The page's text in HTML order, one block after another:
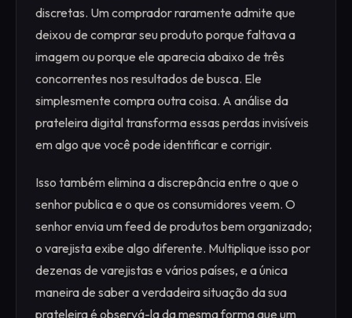
discretas. Um comprador raramente admite que
deixou de comprar seu produto porque faltava a
imagem ou porque ele aparecia abaixo de três
concorrentes nos resultados de busca. Ele
simplesmente compra outra coisa. A análise da
prateleira digital transforma essas perdas invisíveis
em algo que você pode identificar e corrigir.
Isso também elimina a discrepância entre o que o
senhor publica e o que os consumidores veem. O
senhor envia um feed de produtos bem organizado;
o varejista exibe algo diferente. Multiplique isso por
dezenas de varejistas e vários países, e a única
maneira de saber a verdadeira situação da sua
prateleira é observá-la da mesma forma que um